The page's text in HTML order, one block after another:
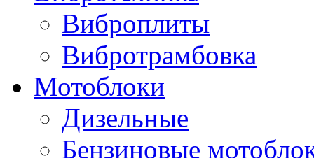
Виброплиты
Вибротрамбовка
Мотоблоки
Дизельные
Бензиновые